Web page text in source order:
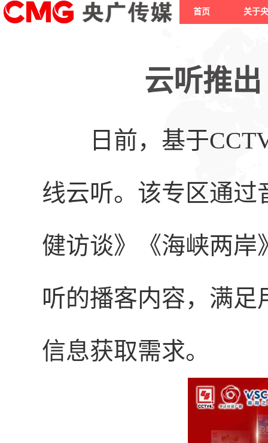
首页 关于
云听推
日前，基于
线云听。该专区通过
健访谈》《海峡两岸
听的播客内容，满
信息获取需求。